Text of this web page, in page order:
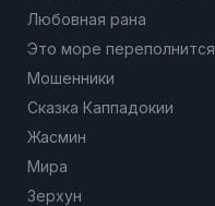
Любовная рана
Это море переполнится
Мошенники
Сказка Каппадокии
Жасмин
Мира
Зерхун